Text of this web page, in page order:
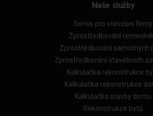
Naše služby
Servis pro stavební firmy
Zprostředkování
Zprostředkování samotných
Zprostředkování stavebních
Kalkulačka rekonstrukce
Kalkulačka rekonstrukce
Kalkulačka stavby domu
Rekonstrukce bytů